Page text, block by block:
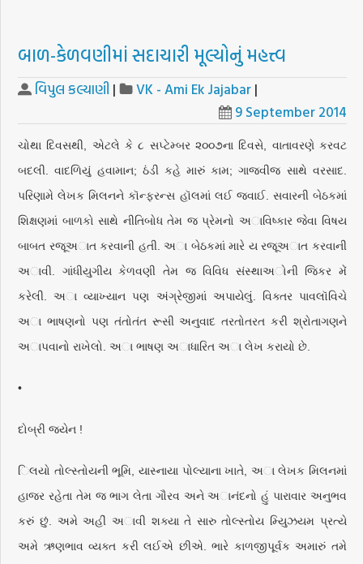
બાળ-કેળવણીમાં સદાચારી મૂલ્યોનું મહત્ત્વ
વિપુલ કલ્યાણી | VK - Ami Ek Jajabar |
9 September 2014
ચોથા દિવસથી, એટલે કે ૮ સપ્ટેમ્બર ૨૦૦૭ના દિવસે, વાતાવરણે કરવટ
બદલી. વાદળિયું હવામાન; ઠંડી કહે મારું કામ; ગાજવીજ સાથે વરસાદ.
પરિણામે લેખક મિલનને કૉન્ફરન્સ હૉલમાં લઈ જવાઈ. સવારની બેઠકમાં
શિક્ષણમાં બાળકો સાથે નીતિબોધ તેમ જ પ્રેમનો અાવિષ્કાર જેવા વિષય
બાબત રજૂઅાત કરવાની હતી. અા બેઠકમાં મારે ય રજૂઅાત કરવાની
અાવી. ગાંધીયુગીય કેળવણી તેમ જ વિવિધ સંસ્થાઅોની જિકર મેં
કરેલી. અા વ્યાખ્યાન પણ અંગ્રેજીમાં અપાયેલું. વિક્તર પાવલૉવિચે
અા ભાષણનો પણ તંતોતંત રૂસી અનુવાદ તરતોતરત કરી શ્રોતાગણને
અાપવાનો રાખેલો. અા ભાષણ અાધારિત અા લેખ કરાયો છે.
•
દોબ્રી જ્યેન !
િલયો તોલ્સ્તોયની ભૂમિ, યાસ્નાયા પોલ્યાના ખાતે, અા લેખક મિલનમાં
હાજર રહેતા તેમ જ ભાગ લેતા ગૌરવ અને અાનંદનો હું પારાવાર અનુભવ
કરું છું. અમે અહીં અાવી શક્યા તે સારુ તોલ્સ્તોય મ્યુિઝયમ પ્રત્યે
અમે ઋણભાવ વ્યક્ત કરી લઈએ છીએ. ભારે કાળજીપૂર્વક અમારું તમે